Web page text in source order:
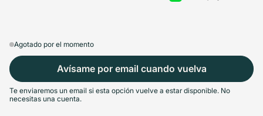
Agotado por el momento
Avísame por email cuando vuelva
Te enviaremos un email si esta opción vuelve a estar disponible. No
necesitas una cuenta.